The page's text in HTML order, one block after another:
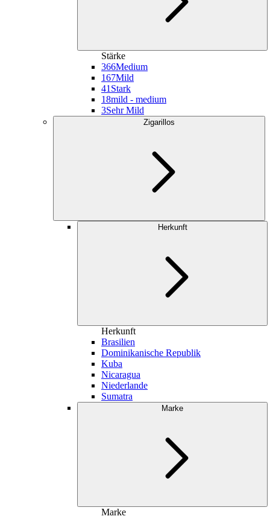
Stärke
366Medium
167Mild
41 Stark
18mild - medium
3Sehr Mild
Zigarillos
Herkunft
Herkunft
Brasilien
Dominikanische Republik
Kuba
Nicaragua
Niederlande
Sumatra
Marke
Marke